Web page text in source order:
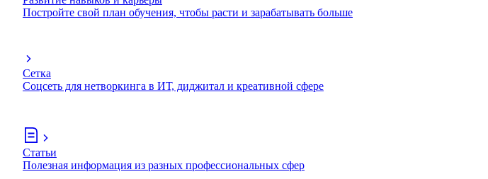
Постройте свой план обучения, чтобы расти и зарабатывать больше
Сетка
Соцсеть для нетворкинга в ИТ, диджитал и креативной сфере
Статьи
Полезная информация из разных профессиональных сфер